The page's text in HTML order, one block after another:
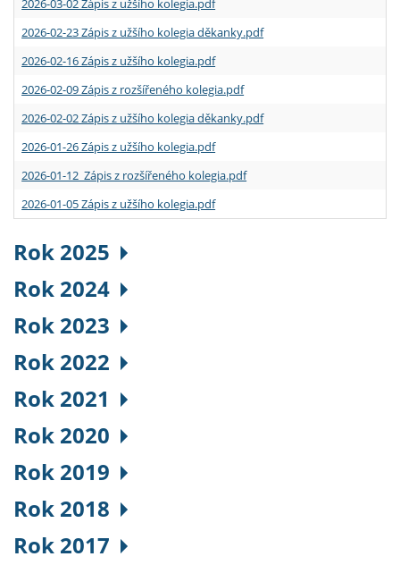
2026-02-23 Zápis z užšího kolegia děkanky.pdf
2026-02-16 Zápis z užšího kolegia.pdf
2026-02-09 Zápis z rozšířeného kolegia.pdf
2026-02-02 Zápis z užšího kolegia děkanky.pdf
2026-01-26 Zápis z užšího kolegia.pdf
2026-01-12 Zápis z rozšířeného kolegia.pdf
2026-01-05 Zápis z užšího kolegia.pdf
Rok 2025
Rok 2024
Rok 2023
Rok 2022
Rok 2021
Rok 2020
Rok 2019
Rok 2018
Rok 2017